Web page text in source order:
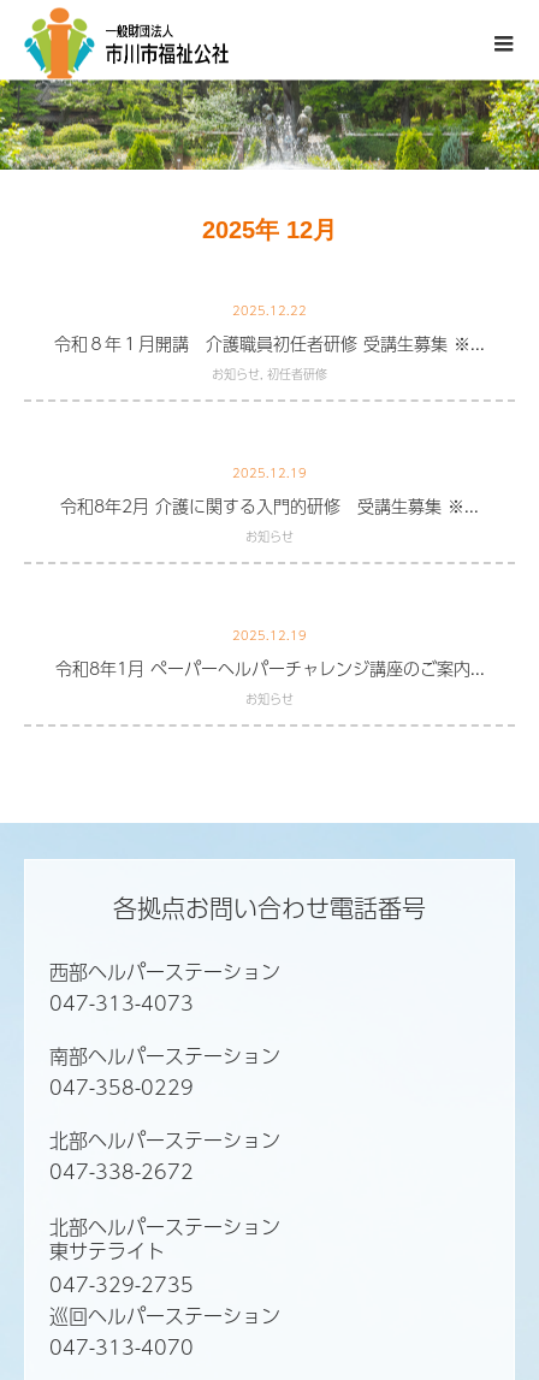
2025年 12月
2025.12.22
令和８年１月開講 介護職員初任者研修 受講生募集 ※...
お知らせ, 初任者研修
2025.12.19
令和8年2月 介護に関する入門的研修 受講生募集 ※...
お知らせ
2025.12.19
令和8年1月 ペーパーヘルパーチャレンジ講座のご案内...
お知らせ
各拠点お問い合わせ電話番号
西部ヘルパーステーション
047-313-4073
南部ヘルパーステーション
047-358-0229
北部ヘルパーステーション
047-338-2672
北部ヘルパーステーション
東サテライト
047-329-2735
巡回ヘルパーステーション
047-313-4070